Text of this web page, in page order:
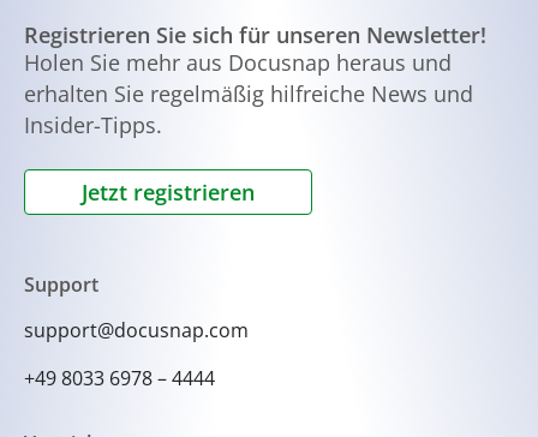
ermöglicht, was einen reibungslosen Ablauf
gewährleistet.
Registrieren Sie sich für unseren Newsletter!
Holen Sie mehr aus Docusnap heraus und
erhalten Sie regelmäßig hilfreiche News und
Insider-Tipps.
Jetzt registrieren
Support
support@docusnap.com
+49 8033 6978 – 4444